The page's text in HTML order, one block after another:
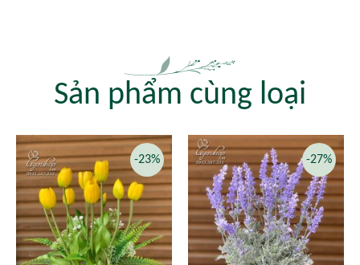
Sản phẩm cùng loại
-23% -27%